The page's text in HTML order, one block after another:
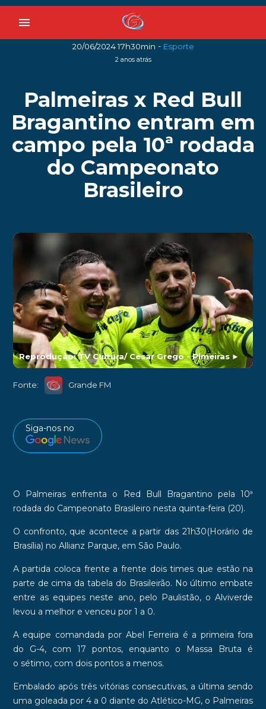
menu
20/06/2024 17h30min - Esporte
2 anos atrás
Palmeiras x Red Bull
Bragantino entram em
campo pela 10ª rodada
do Campeonato
Brasileiro
Reprodução: TV Cultura/ Cesar Grego - Plmeiras►
Fonte: Grande FM
Siga-nos no
O Palmeiras enfrenta o Red Bull Bragantino pela 10ª
rodada do Campeonato Brasileiro nesta quinta-feira (20).
O confronto, que acontece a partir das 21h30(Horário de
Brasília) no Allianz Parque, em São Paulo.
A partida coloca frente a frente dois times que estão na
parte de cima da tabela do Brasileirão. No último embate
entre as equipes neste ano, pelo
Paulistão, o Alviverde
levou a melhor e venceu por 1 a 0.
A equipe comandada por Abel Ferreira é a primeira fora
do G-4, com 17 pontos, enquanto o Massa Bruta é
o sétimo, com dois pontos a menos.
Embalado após três vitórias consecutivas, a última sendo
uma goleada por4 a 0 diante doAtlético-MG, o Palmeiras